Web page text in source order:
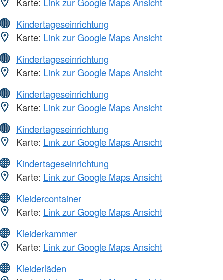
Kindertageseinrichtung
Karte: Link zur Google Maps Ansicht
Kindertageseinrichtung
Karte: Link zur Google Maps Ansicht
Kindertageseinrichtung
Karte: Link zur Google Maps Ansicht
Kindertageseinrichtung
Karte: Link zur Google Maps Ansicht
Kindertageseinrichtung
Karte: Link zur Google Maps Ansicht
Kleidercontainer
Karte: Link zur Google Maps Ansicht
Kleiderkammer
Karte: Link zur Google Maps Ansicht
Kleiderläden